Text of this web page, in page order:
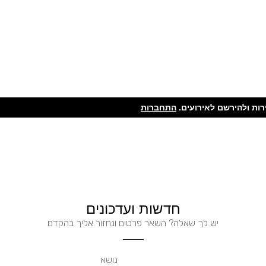
ולהירשם לאירועים. התחברות
חדשות ועדכונים
יש לך שאלה? השאר פרטים ונחזור אליך בהקדם
נושא